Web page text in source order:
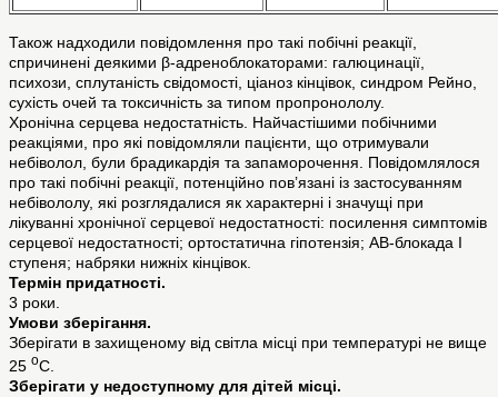
Також надходили повідомлення про такі побічні реакції,
спричинені деякими β-адреноблокаторами: галюцинації,
психози, сплутаність свідомості, ціаноз кінцівок, синдром Рейно,
сухість очей та токсичність за типом пропронололу.
Хронічна серцева недостатність. Найчастішими побічними
реакціями, про які повідомляли пацієнти, що отримували
небіволол, були брадикардія та запаморочення. Повідомлялося
про такі побічні реакції, потенційно пов’язані із застосуванням
небівололу, які розглядалися як характерні і значущі при
лікуванні хронічної серцевої недостатності: посилення симптомів
серцевої недостатності; ортостатична гіпотензія; АВ-блокада І
ступеня; набряки нижніх кінцівок.
Термін придатності.
3 роки.
Умови зберігання.
Зберігати в захищеному від світла місці при температурі не вище
25 оС.
Зберігати у недоступному для дітей місці.